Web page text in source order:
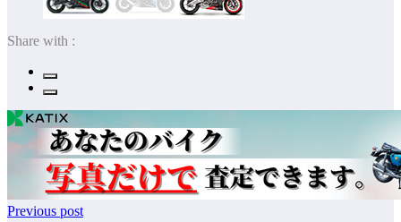
Share with :
Previous post